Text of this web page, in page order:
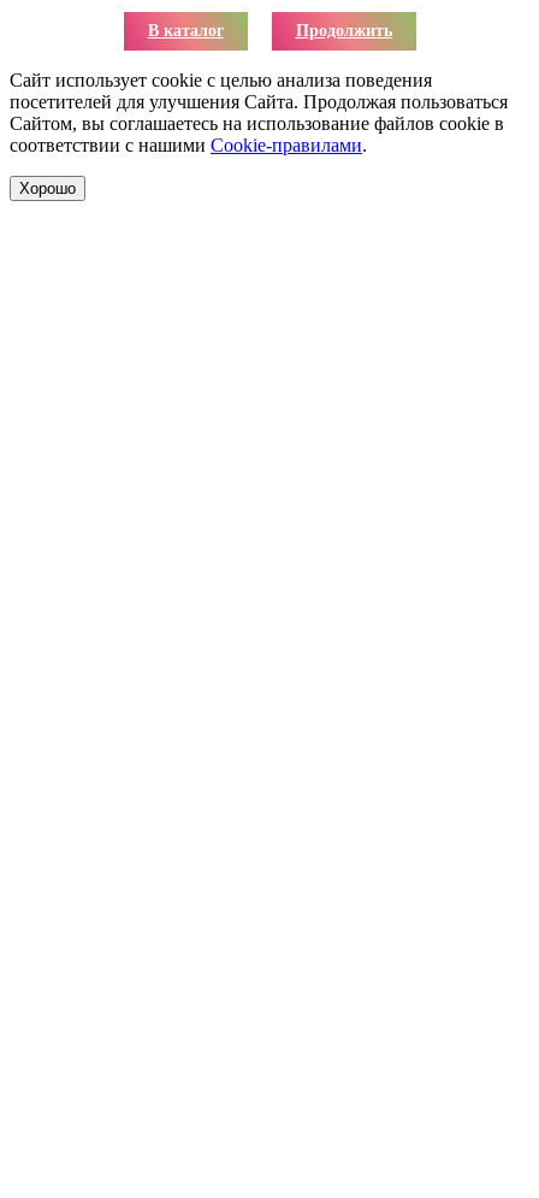
В каталог Продолжить
Сайт использует cookie с целью анализа поведения
посетителей для улучшения Сайта. Продолжая пользоваться
Сайтом, вы соглашаетесь на использование файлов cookie в
соответствии с нашими Cookie-правилами.
Хорошо